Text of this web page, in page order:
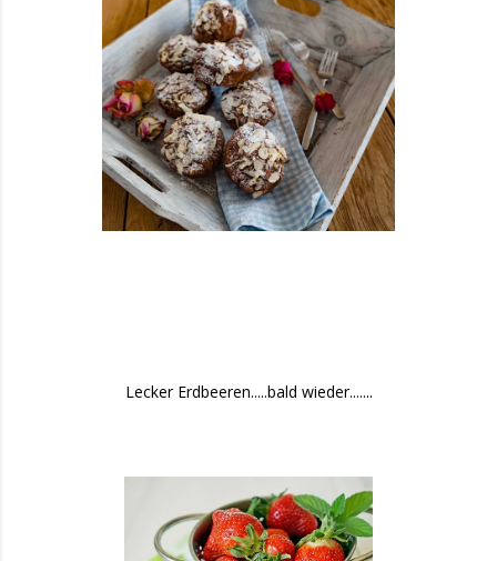
Lecker Erdbeeren.....bald wieder.......